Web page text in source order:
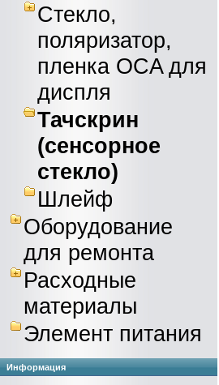
Стекло,
поляризатор,
пленка OCA для
диспля
Тачскрин
(сенсорное
стекло)
Шлейф
Оборудование
для ремонта
Расходные
материалы
Элемент питания
Информация